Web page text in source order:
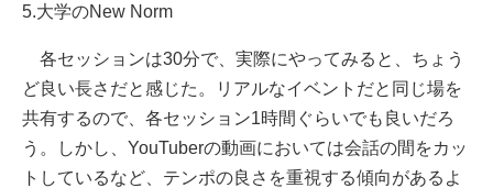
5.大学のNew Norm
各セッションは30分で、実際にやってみると、ちょう
ど良い長さだと感じた。リアルなイベントだと同じ場を
共有するので、各セッション1時間ぐらいでも良いだろ
う。しかし、YouTuberの動画においては会話の間をカッ
トしているなど、テンポの良さを重視する傾向があるよ